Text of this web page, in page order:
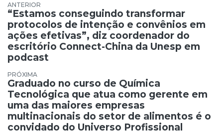
Navegação de Post
“Estamos conseguindo transformar
protocolos de intenção e convênios em
ações efetivas”, diz coordenador do
escritório Connect-China da Unesp em
podcast
Graduado no curso de Química
Tecnológica que atua como gerente em
uma das maiores empresas
multinacionais do setor de alimentos é o
convidado do Universo Profissional